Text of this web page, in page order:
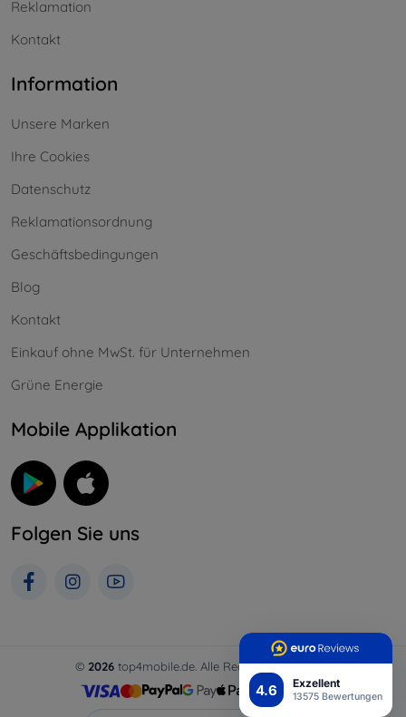
4.6 Exzellent
13575 Bewertungen
Reklamation
Kontakt
Information
Unsere Marken
Ihre Cookies
Datenschutz
Reklamationsordnung
Geschäftsbedingungen
Blog
Kontakt
Einkauf ohne MwSt. für Unternehmen
Grüne Energie
Mobile Applikation
Folgen Sie uns
© 2026 top4mobile.de. Alle Rechte vorbehalten.